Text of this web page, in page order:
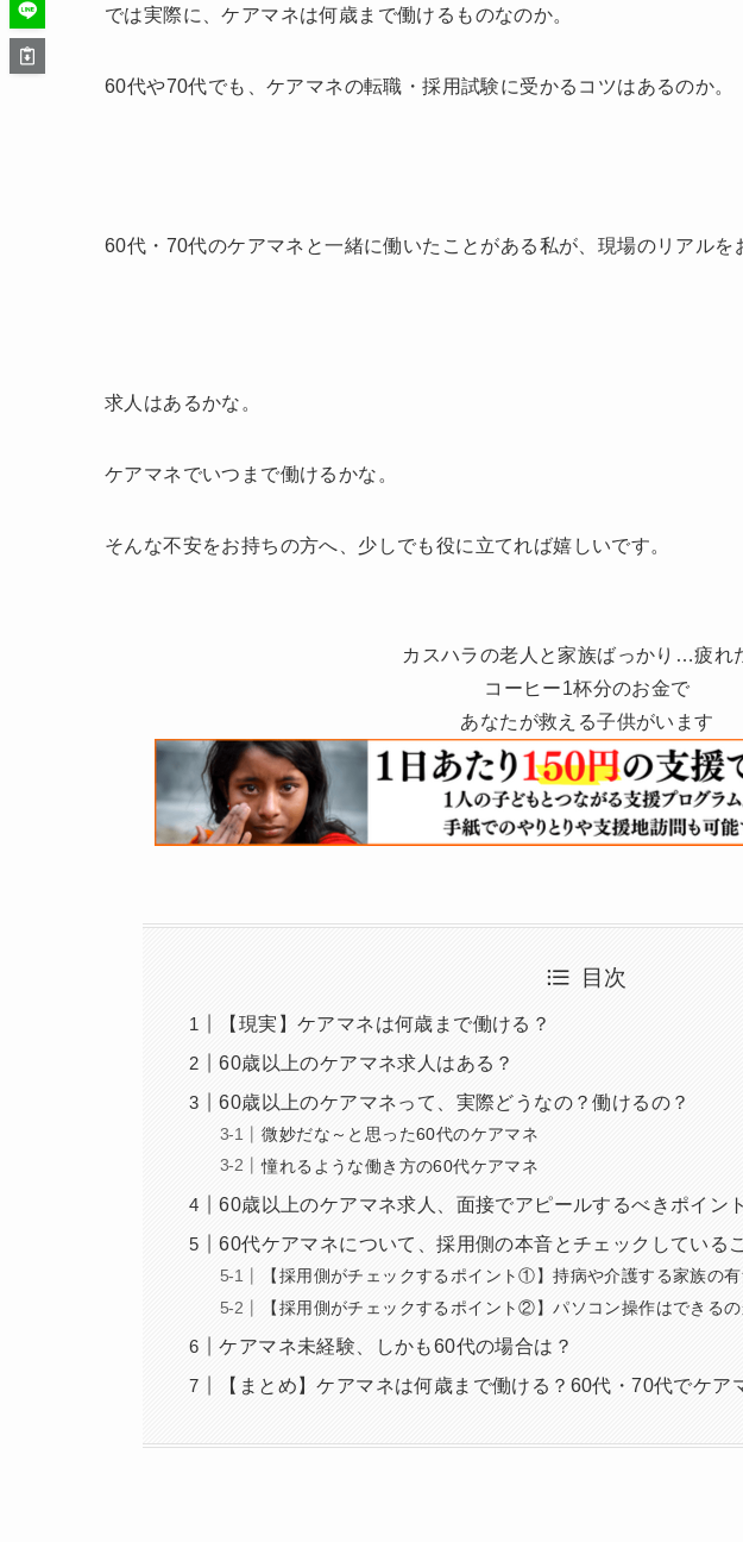
では実際に、ケアマネは何歳まで働けるものなのか。
60代や70代でも、ケアマネの転職・採用試験に受かるコツはあるのか。
60代・70代のケアマネと一緒に働いたことがある私が、現場のリアルを
求人はあるかな。
ケアマネでいつまで働けるかな。
そんな不安をお持ちの方へ、少しでも役に立てれば嬉しいです。
カスハラの老人と家族ばっかり…疲れ
コーヒー1杯分のお金で
あなたが救える子供がいます
目次
【現実】ケアマネは何歳まで働ける？
60歳以上のケアマネ求人はある？
60歳以上のケアマネって、実際どうなの？働けるの？
微妙だな～と思った60代のケアマネ
憧れるような働き方の60代ケアマネ
60歳以上のケアマネ求人、面接でアピールするべきポイン
60代ケアマネについて、採用側の本音とチェックしている
【採用側がチェックするポイント①】持病や介護する家族の
【採用側がチェックするポイント②】パソコン操作はできる
ケアマネ未経験、しかも60代の場合は？
【まとめ】ケアマネは何歳まで働ける？60代・70代でケア